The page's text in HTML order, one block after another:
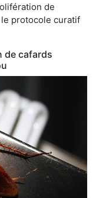
de
protocole curatif
de cafards